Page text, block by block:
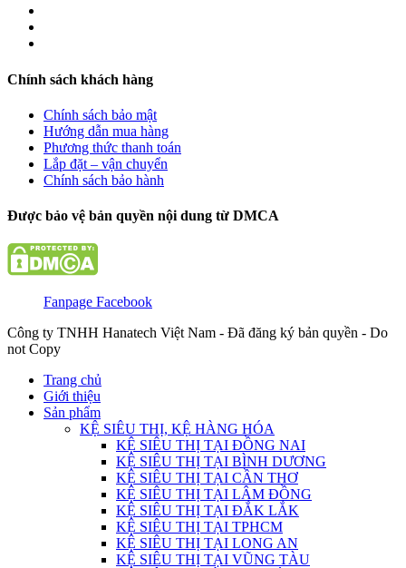
Chính sách khách hàng
Chính sách bảo mật
Hướng dẫn mua hàng
Phương thức thanh toán
Lắp đặt – vận chuyển
Chính sách bảo hành
Được bảo vệ bản quyền nội dung từ DMCA
Fanpage Facebook
Công ty TNHH Hanatech Việt Nam - Đã đăng ký bản quyền - Do
not Copy
Trang chủ
Giới thiệu
Sản phẩm
KỆ SIÊU THỊ, KỆ HÀNG HÓA
KỆ SIÊU THỊ TẠI ĐỒNG NAI
KỆ SIÊU THỊ TẠI BÌNH DƯƠNG
KỆ SIÊU THỊ TẠI CẦN THƠ
KỆ SIÊU THỊ TẠI LÂM ĐỒNG
KỆ SIÊU THỊ TẠI ĐẮK LẮK
KỆ SIÊU THỊ TẠI TPHCM
KỆ SIÊU THỊ TẠI LONG AN
KỆ SIÊU THỊ TẠI VŨNG TÀU